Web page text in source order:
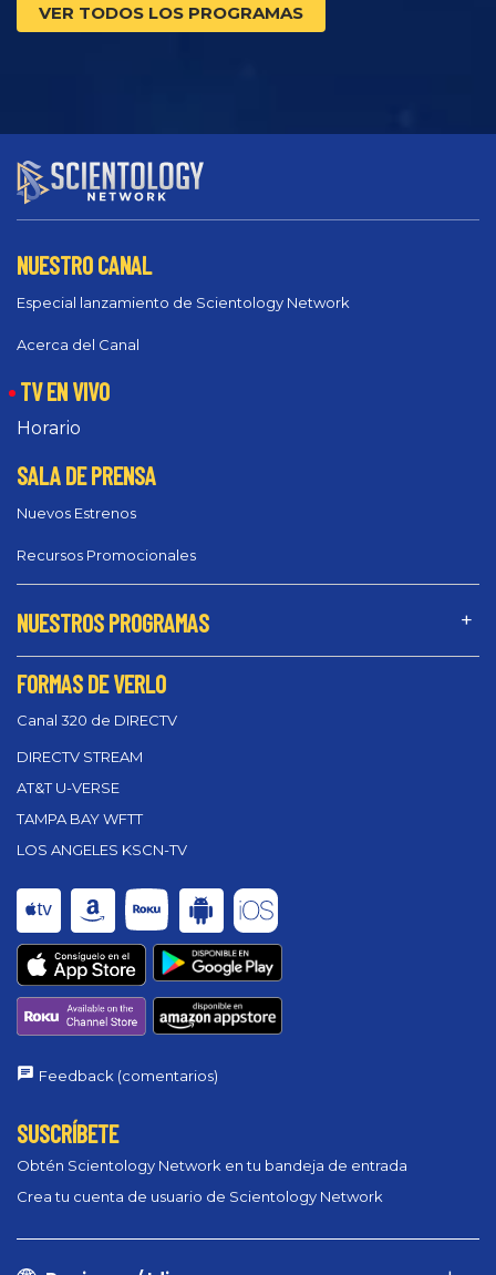
VER TODOS LOS PROGRAMAS
NUESTRO CANAL
Especial lanzamiento de Scientology Network
Acerca del Canal
TV EN VIVO
Horario
SALA DE PRENSA
Nuevos Estrenos
Recursos Promocionales
NUESTROS PROGRAMAS
FORMAS DE VERLO
Canal 320 de DIRECTV
DIRECTV STREAM
AT&T U-VERSE
TAMPA BAY WFTT
LOS ANGELES KSCN-TV
Feedback (comentarios)
SUSCRÍBETE
Obtén Scientology Network en tu bandeja de entrada
Crea tu cuenta de usuario de Scientology Network